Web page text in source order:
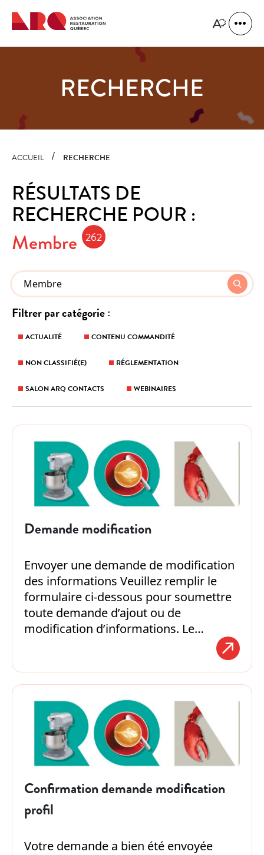
Navigation
rapide
Ouvrir
menu
Ouvrir
la
RECHERCHE
ACCUEIL RECHERCHE
RÉSULTATS DE
RECHERCHE POUR :
Membre 262
Que
cherchez
vous
Recherche
Les
résultats
seront
mis
jour
au
fur
mesure
écrivez.
Filtrer par catégorie :
ACTUALITÉ CONTENU COMMANDITÉ
NON CLASSIFIÉ(E) RÉGLEMENTATION
SALON ARQ CONTACTS WEBINAIRES
Demande modification
Envoyer une demande de modification
des informations Veuillez remplir le
formulaire ci-dessous pour soumettre
toute demande d’ajout ou de
modification d’informations. Le…
Confirmation demande modification
profil
Votre demande a bien été envoyée